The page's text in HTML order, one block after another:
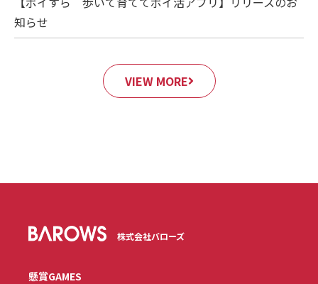
知らせ
VIEW MORE
株式会社バローズ
懸賞GAMES